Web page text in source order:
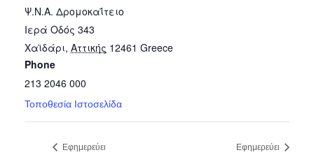
Ψ.Ν.Α. Δρομοκαΐτειο
Ιερά Οδός 343
Χαϊδάρι, Αττικής 12461 Greece
Phone
213 2046 000
Τοποθεσία Ιστοσελίδα
Εφημερεύει Εφημερεύει